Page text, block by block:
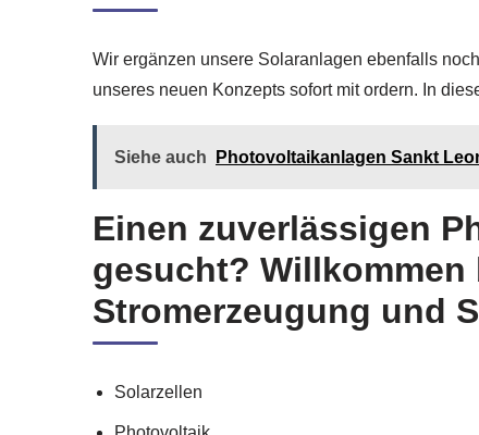
Wir ergänzen unsere Solaranlagen ebenfalls
unseres neuen Konzepts sofort mit ordern. In
Siehe auch Photovoltaikanlagen Sankt
Einen zuverlässigen
gesucht?
Stromerzeugung und
Solarzellen